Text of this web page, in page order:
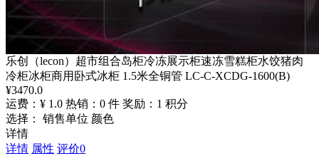
乐创（lecon）超市组合岛柜冷冻展示柜速冻雪糕柜水饺猪肉
冷柜冰柜商用卧式冰柜 1.5米全铜管 LC-C-XCDG-1600(B)
¥3470.0
运费：¥ 1.0 热销：0 件 奖励：1 积分
选择： 销售单位 颜色
详情
详情 属性 评价0